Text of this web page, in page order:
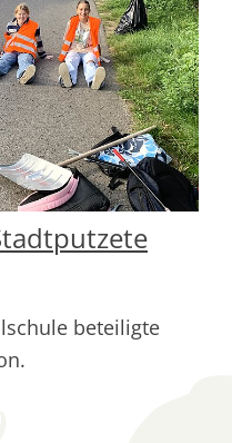
beteiligte